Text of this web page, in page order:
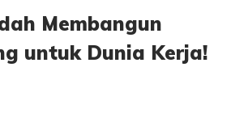
Membangun
untuk Dunia Kerja!